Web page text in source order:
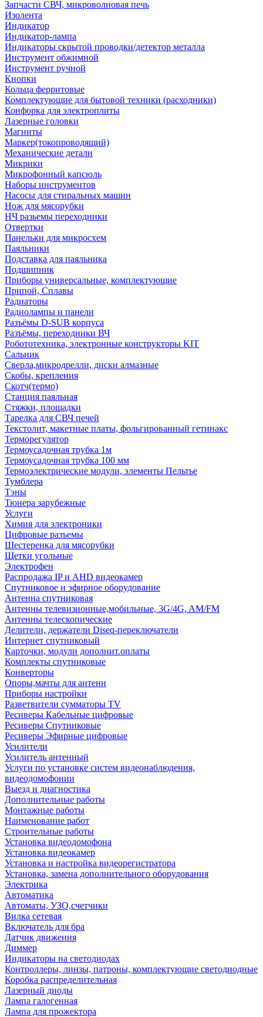
Запчасти СВЧ, микроволновая печь
Изолента
Индикатор
Индикатор-лампа
Индикаторы скрытой проводки/детектор металла
Инструмент обжимной
Инструмент ручной
Кнопки
Кольца ферритовые
Комплектующие для бытовой техники (расходники)
Конфорка для электроплиты
Лазерные головки
Магниты
Маркер(токопроводящий)
Механические детали
Микрики
Микрофонный капсюль
Наборы инструментов
Насосы для стиральных машин
Нож для мясорубки
НЧ разьемы переходники
Отвертки
Панельки для микросхем
Паяльники
Подставка для паяльника
Подшипник
Приборы универсальные, комплектующие
Припой, Сплавы
Радиаторы
Радиолампы и панели
Разъёмы D-SUB корпуса
Разъёмы, переходники ВЧ
Робототехника, электронные конструкторы KIT
Сальник
Сверла,микродрелли, диски алмазные
Скобы, крепления
Скотч(термо)
Станция паяльная
Стяжки, площадки
Тарелка для СВЧ печей
Текстолит, макетные платы, фольгированный гетинакс
Терморегулятор
Термоусадочная трубка 1м
Термоусадочная трубка 100 мм
Термоэлектрические модули, элементы Пельтье
Тумблера
Тэны
Тюнера зарубежные
Услуги
Химия для электроники
Цифровые разъемы
Шестеренка для мясорубки
Щетки угольные
Электрофен
Распродажа IP и AHD видеокамер
Спутниковое и эфирное оборудование
Антенна спутниковая
Антенны телевизионные,мобильные, 3G/4G, AM/FM
Антенны телескопические
Делители, держатели Diseq-переключатели
Интернет спутниковый
Карточки, модули дополнит.оплаты
Комплекты спутниковые
Конверторы
Опоры,мачты для антенн
Приборы настройки
Разветвители сумматоры TV
Ресиверы Кабельные цифровые
Ресиверы Спутниковые
Ресиверы Эфирные цифровые
Усилители
Усилитель антенный
Услуги по установке систем видеонаблюдения,
видеодомофонии
Выезд и диагностика
Дополнительные работы
Монтажные работы
Наименование работ
Строительные работы
Установка видеодомофона
Установка видеокамер
Установка и настройка видеорегистратора
Установка, замена дополнительного оборудования
Электрика
Автоматика
Автоматы, УЗО,счетчики
Вилка сетевая
Включатель для бра
Датчик движения
Диммер
Индикаторы на светодиодах
Контроллеры, линзы, патроны, комплектующие светодиодные
Коробка распределительная
Лазерный диоды
Лампа галогенная
Лампа для прожектора